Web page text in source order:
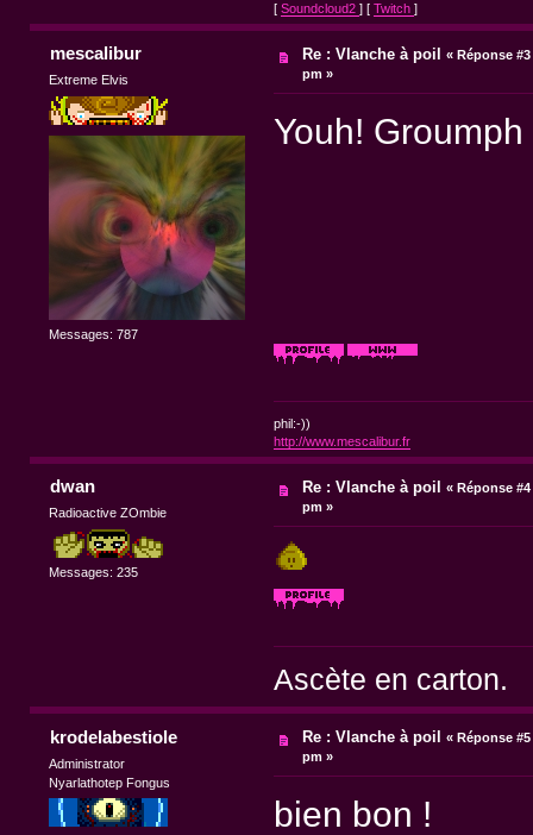
[ Soundcloud2 ] [ Twitch ]
mescalibur
Extreme Elvis
Messages: 787
Re : Vlanche à poil «Réponse
pm »
Youh! Groumph
phil:-))
http://www.mescalibur.fr
dwan
Radioactive ZOmbie
Messages: 235
Re : Vlanche à poil «Réponse
pm »
Ascète en carton.
krodelabestiole
Administrator
Nyarlathotep Fongus
Re : Vlanche à poil « Réponse
pm »
bien bon !